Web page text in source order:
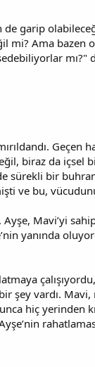
de garip
mi? Ama bazen
Geçen
biraz da
sürekli bir
ve bu,
Mavi’yi
yanında
şey vardı. Mavi,
hiç yerinden